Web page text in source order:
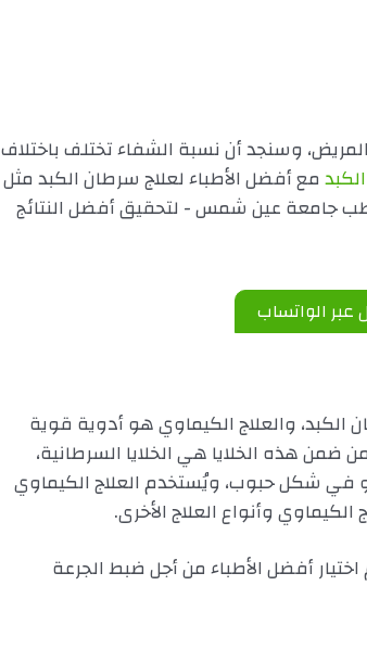
وسنجد أن نسبة الشفاء تختلف باختلاف
مع أفضل الأطباء لعلاج سرطان الكبد مثل
طب جامعة عين شمس - لتحقيق أفضل النتائج
عبر الواتساب
الكبد، والعلاج الكيماوي هو أدوية قوية
ضمن هذه الخلايا هي الخلايا السرطانية،
في شكل حبوب، ويُستخدم العلاج الكيماوي
وأنواع العلاج الأخرى.
اختيار أفضل الأطباء من أجل ضبط الجرعة